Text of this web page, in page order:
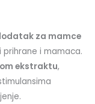
za mamce
i mamaca.
ekstraktu,